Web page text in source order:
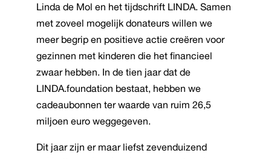
Linda de Mol en het tijdschrift LINDA. Samen
met zoveel mogelijk donateurs willen we
meer begrip en positieve actie creëren voor
gezinnen met kinderen die het financieel
zwaar hebben. In de tien jaar dat de
LINDA.foundation bestaat, hebben we
cadeaubonnen ter waarde van ruim 26,5
miljoen euro weggegeven.
Dit jaar zijn er maar liefst zevenduizend